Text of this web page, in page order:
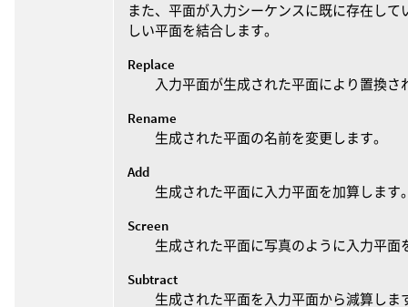
また、平面が入力シーケンスに既に存在し
しい平面を結合します。
Replace
入力平面が生成された平面により置換さ
Rename
生成された平面の名前を変更します。
Add
生成された平面に入力平面を加算します
Screen
生成された平面に写真のように入力平面
Subtract
生成された平面を入力平面から減算しま